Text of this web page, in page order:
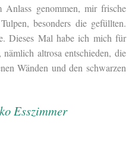
genommen, mir frische
besonders die gefüllten.
Dieses Mal habe ich mich für
nämlich altrosa entschieden, die
Wänden und den schwarzen